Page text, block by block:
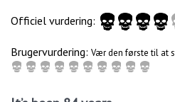
Officiel vurdering:
Brugervurdering: Vær den første til at